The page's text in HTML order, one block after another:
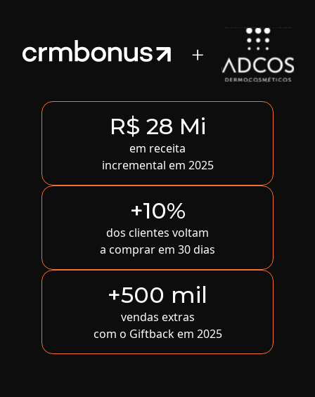
R$ 28 Mi
em receita
incremental em 2025
+10%
dos clientes voltam
a comprar em 30 dias
+500 mil
vendas extras
com o Giftback em 2025